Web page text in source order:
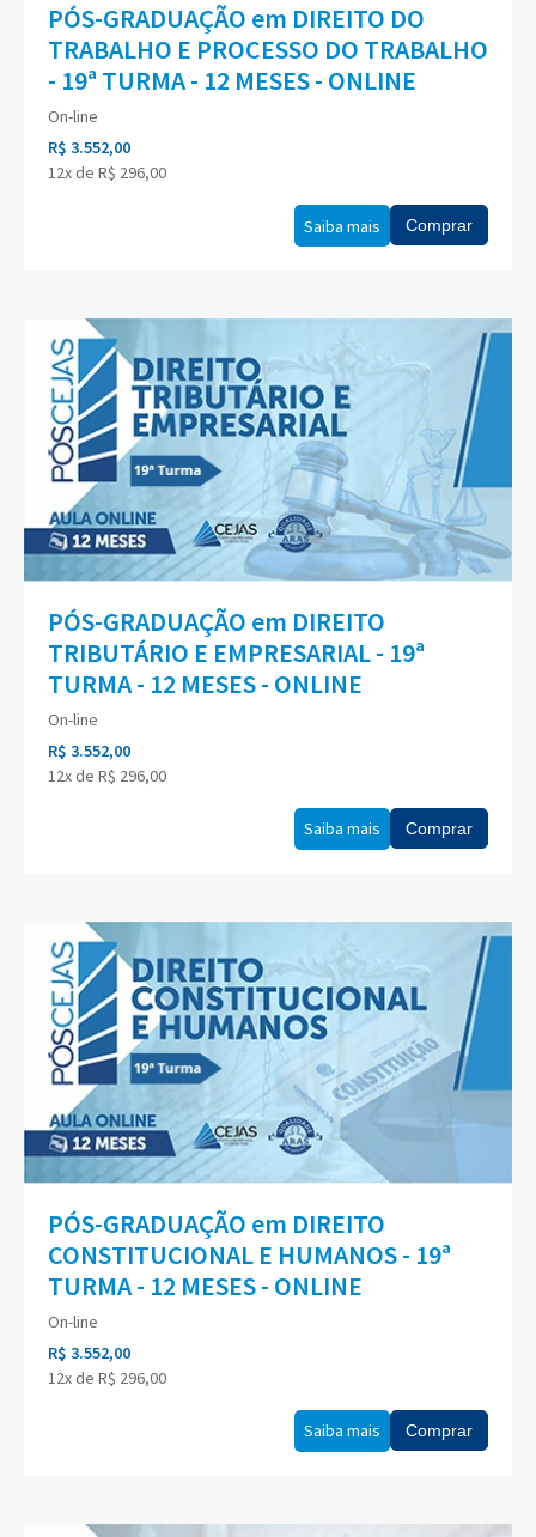
PÓS-GRADUAÇÃO em DIREITO DO
TRABALHO E PROCESSO DO TRABALHO
- 19ª TURMA - 12 MESES - ONLINE
On-line
R$ 3.552,00
12x de R$ 296,00
Saiba mais Comprar
PÓS-GRADUAÇÃO em DIREITO
TRIBUTÁRIO E EMPRESARIAL - 19ª
TURMA - 12 MESES - ONLINE
On-line
R$ 3.552,00
12x de R$ 296,00
Saiba mais Comprar
PÓS-GRADUAÇÃO em DIREITO
CONSTITUCIONAL E HUMANOS - 19ª
TURMA - 12 MESES - ONLINE
On-line
R$ 3.552,00
12x de R$ 296,00
Saiba mais Comprar